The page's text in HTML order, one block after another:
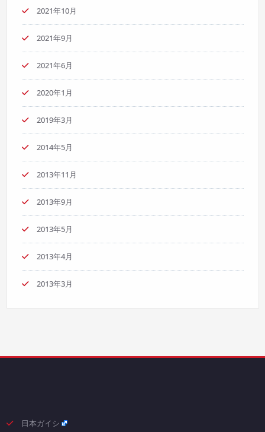
2021年10月
2021年9月
2021年6月
2020年1月
2019年3月
2014年5月
2013年11月
2013年9月
2013年5月
2013年4月
2013年3月
日本ガイシ